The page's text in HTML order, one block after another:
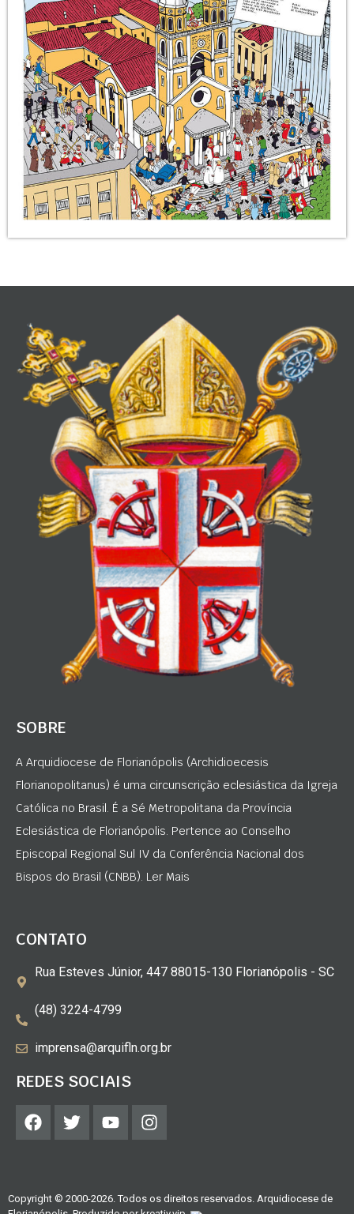
SOBRE
A Arquidiocese de Florianópolis (Archidioecesis
Florianopolitanus) é uma circunscrição eclesiástica da Igreja
Católica no Brasil. É a Sé Metropolitana da Província
Eclesiástica de Florianópolis. Pertence ao Conselho
Episcopal Regional Sul IV da Conferência Nacional dos
Bispos do Brasil (CNBB). Ler Mais
CONTATO
Rua Esteves Júnior, 447 88015-130 Florianópolis - SC
(48) 3224-4799
imprensa@arquifln.org.br
REDES SOCIAIS
Copyright © 2000-2026. Todos os direitos reservados. Arquidiocese de